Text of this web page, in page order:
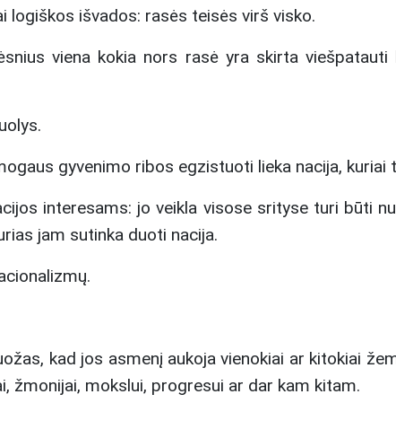
išvados: rasės teisės virš visko.
viena kokia nors rasė yra skirta
gyvenimo ribos egzistuoti lieka nacija, kuriai
interesams: jo veikla visose srityse turi būti
jam sutinka duoti nacija.
kad jos asmenį aukoja vienokiai ar kitokiai
žmonijai, mokslui, progresui ar dar kam kitam.